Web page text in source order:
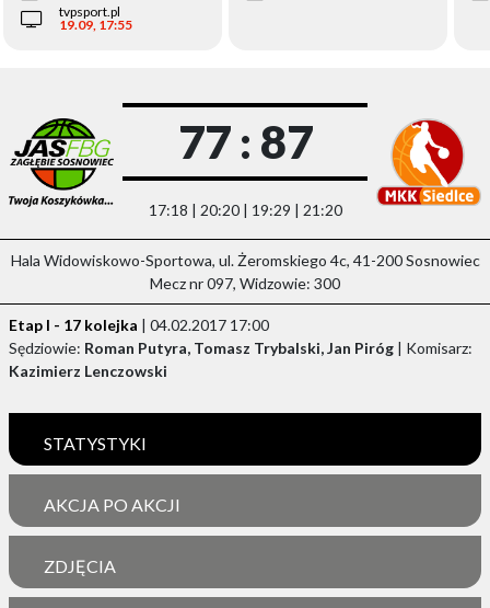
tvpsport.pl
19.09, 17:55
77 : 87
17:18 | 20:20 | 19:29 | 21:20
Hala Widowiskowo-Sportowa, ul. Żeromskiego 4c, 41-200 Sosnowiec
Mecz nr 097, Widzowie: 300
Etap I - 17 kolejka | 04.02.2017 17:00
Sędziowie: Roman Putyra, Tomasz Trybalski, Jan Piróg | Komisarz:
Kazimierz Lenczowski
STATYSTYKI
AKCJA PO AKCJI
ZDJĘCIA